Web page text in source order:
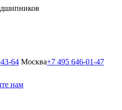
64 Москва+7 495 646-01-47
нам